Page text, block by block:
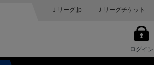
Ｊリーグ.jp Ｊリーグチケット
ログイン